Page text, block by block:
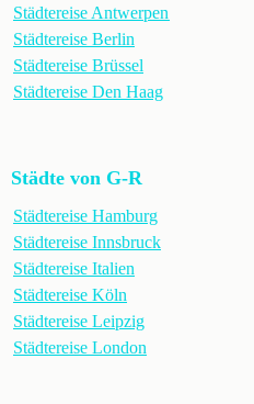
Städtereise Antwerpen
Städtereise Berlin
Städtereise Brüssel
Städtereise Den Haag
Städte von G-R
Städtereise Hamburg
Städtereise Innsbruck
Städtereise Italien
Städtereise Köln
Städtereise Leipzig
Städtereise London